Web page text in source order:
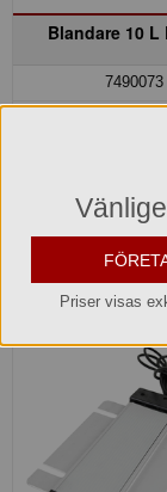
Blandare 10 L
7490073
Lagerinfo »
Köp »
Priser visas